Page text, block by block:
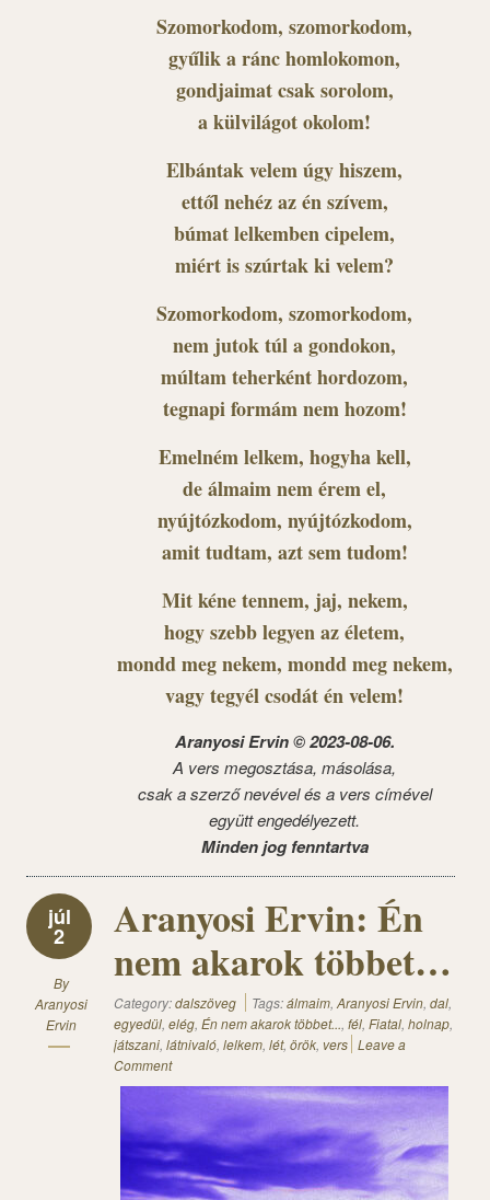
Szomorkodom, szomorkodom,
gyűlik a ránc homlokomon,
gondjaimat csak sorolom,
a külvilágot okolom!
Elbántak velem úgy hiszem,
ettől nehéz az én szívem,
búmat lelkemben cipelem,
miért is szúrtak ki velem?
Szomorkodom, szomorkodom,
nem jutok túl a gondokon,
múltam teherként hordozom,
tegnapi formám nem hozom!
Emelném lelkem, hogyha kell,
de álmaim nem érem el,
nyújtózkodom, nyújtózkodom,
amit tudtam, azt sem tudom!
Mit kéne tennem, jaj, nekem,
hogy szebb legyen az életem,
mondd meg nekem, mondd meg nekem,
vagy tegyél csodát én velem!
Aranyosi Ervin © 2023-08-06.
A vers megosztása, másolása,
csak a szerző nevével és a vers címével
együtt engedélyezett.
Minden jog fenntartva
júl
2
By
Aranyosi
Ervin
Aranyosi Ervin: Én
nem akarok többet…
Category:dalszöveg Tags:álmaim, Aranyosi Ervin, dal,
egyedül, elég, Én nem akarok többet..., fél, Fiatal, holnap,
játszani, látnivaló, lelkem, lét, örök, vers Leave a
Comment